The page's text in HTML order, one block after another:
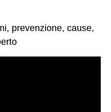
prevenzione, cause,